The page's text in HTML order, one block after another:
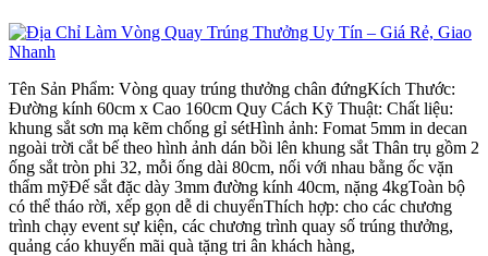
Tên Sản Phẩm: Vòng quay trúng thưởng chân đứngKích Thước:
Đường kính 60cm x Cao 160cm Quy Cách Kỹ Thuật: Chất liệu:
khung sắt sơn mạ kẽm chống gỉ sétHình ảnh: Fomat 5mm in decan
ngoài trời cắt bế theo hình ảnh dán bồi lên khung sắt Thân trụ gồm 2
ống sắt tròn phi 32, mỗi ống dài 80cm, nối với nhau bằng ốc vặn
thẩm mỹĐế sắt đặc dày 3mm đường kính 40cm, nặng 4kgToàn bộ
có thể tháo rời, xếp gọn dễ di chuyểnThích hợp: cho các chương
trình chạy event sự kiện, các chương trình quay số trúng thưởng,
quảng cáo khuyến mãi quà tặng tri ân khách hàng,